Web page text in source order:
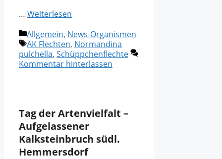
… Weiterlesen
Kategorien
Allgemein, News-Organismen
Schlagwörter
AK Flechten, Normandina
pulchella, Schüppchenflechte
Kommentar hinterlassen
Tag der Artenvielfalt –
Aufgelassener
Kalksteinbruch südl.
Hemmersdorf